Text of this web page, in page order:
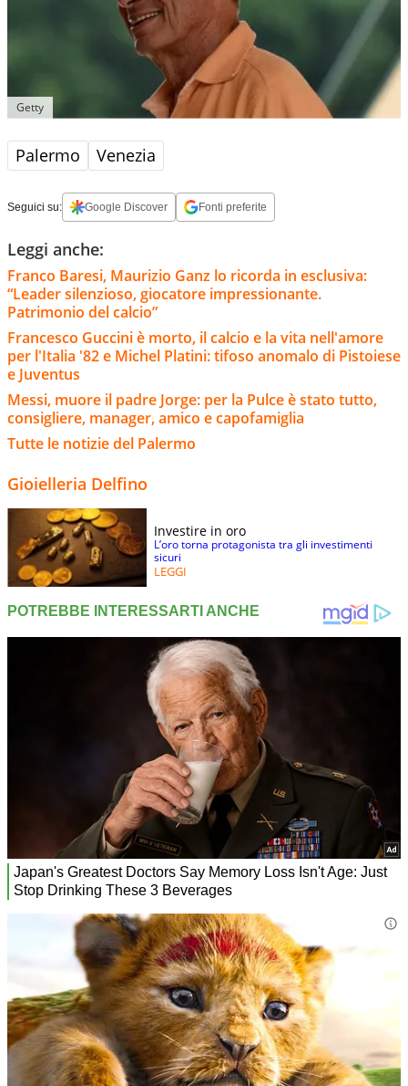
Getty
Palermo Venezia
Seguici su: Google Discover Fonti preferite
Leggi anche:
Franco Baresi, Maurizio Ganz lo ricorda in esclusiva:
“Leader silenzioso, giocatore impressionante.
Patrimonio del calcio”
Francesco Guccini è morto, il calcio e la vita nell'amore
per l'Italia '82 e Michel Platini: tifoso anomalo di Pistoiese
e Juventus
Messi, muore il padre Jorge: per la Pulce è stato tutto,
consigliere, manager, amico e capofamiglia
Tutte le notizie del Palermo
Gioielleria Delfino
Investire in oro
L’oro torna protagonista tra gli investimenti
sicuri
LEGGI